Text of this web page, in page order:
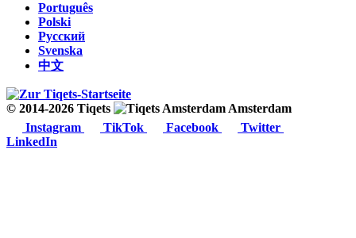
Português
Polski
Русский
Svenska
中文
© 2014-2026 Tiqets
Amsterdam
Instagram
TikTok Facebook
Twitter
LinkedIn